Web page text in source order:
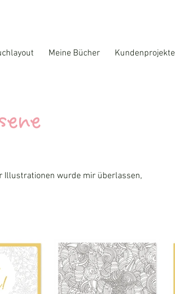
Meine Bücher Kundenprojekte
Illustrationen wurde mir überlassen,